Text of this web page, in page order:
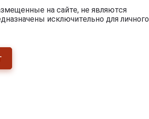
Только самовывоз
на сайте, не являются
исключительно для личного